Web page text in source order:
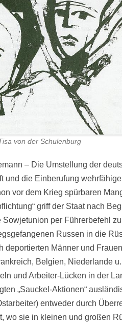
von der Schulenburg
– Die Umstellung der
und die Einberufung
vor dem Krieg spürbaren
griff der Staat nach
Sowjetunion per Führerbefehl
Russen in die
deportierten Männer und
Belgien, Niederlande
und Arbeiter-Lücken in der
„Sauckel-Aktionen“
entweder durch
wo sie in kleinen und großen